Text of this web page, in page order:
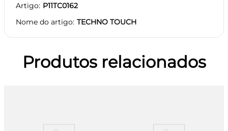
Artigo P11TC0162
Nome do artigo TECHNO TOUCH
Produtos relacionados